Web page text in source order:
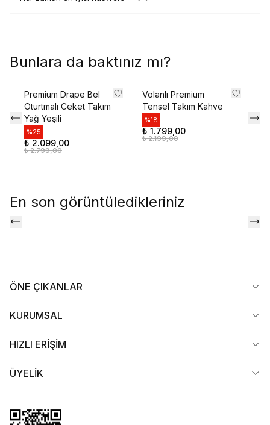
Bunlara da baktınız mı?
Premium Drape Bel
Oturtmalı Ceket Takım
Yağ Yeşili
%25
₺ 2.099,00
₺ 2.799,00
Volanlı Premium
Tensel Takım Kahve
%18
₺ 1.799,00
₺ 2.199,00
En son görüntüledikleriniz
ÖNE ÇIKANLAR
KURUMSAL
HIZLI ERİŞİM
ÜYELİK
Gizlilik Politikamızı okuduğunuzu ve kabul ettiğinizi onaylarsınız.